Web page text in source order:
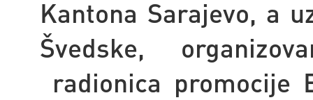
Kantona Sarajevo, a
Švedske,
radionica promocije